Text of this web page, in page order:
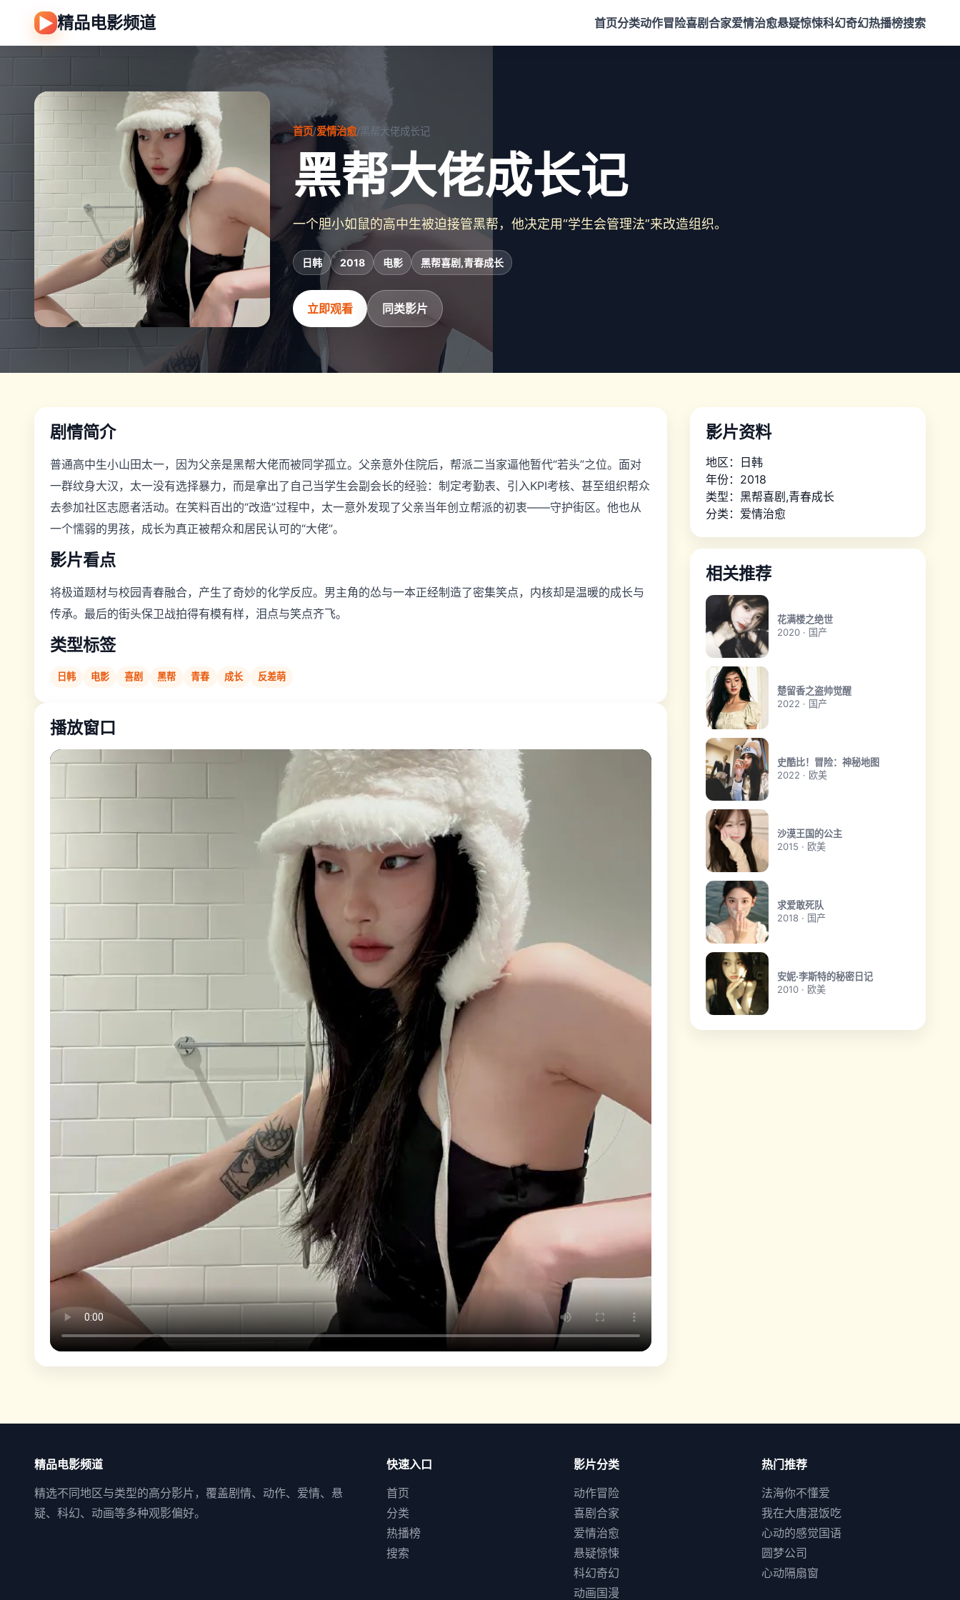
▶ 精品电影频道 首页分类动作冒险喜剧合家爱情治愈悬疑惊悚科幻奇幻热播榜搜索
首页/爱情治愈/黑帮大佬成长记
黑帮大佬成长记
一个胆小如鼠的高中生被迫接管黑帮，他决定用“学生会管理法”来改造组织。
日韩 2018 电影 黑帮喜剧,青春成长
立即观看 同类影片
剧情简介
普通高中生小山田太一，因为父亲是黑帮大佬而被同学孤立。父亲意外住院后，帮派二当家逼他暂代“若头”之位。面对
一群纹身大汉，太一没有选择暴力，而是拿出了自己当学生会副会长的经验：制定考勤表、引入KPI考核、甚至组织帮众
去参加社区志愿者活动。在笑料百出的“改造”过程中，太一意外发现了父亲当年创立帮派的初衷——守护街区。他也从
一个懦弱的男孩，成长为真正被帮众和居民认可的“大佬”。
影片看点
将极道题材与校园青春融合，产生了奇妙的化学反应。男主角的怂与一本正经制造了密集笑点，内核却是温暖的成长与
传承。最后的街头保卫战拍得有模有样，泪点与笑点齐飞。
类型标签
日韩 电影 喜剧 黑帮 青春 成长 反差萌
播放窗口
影片资料
地区：日韩
年份：2018
类型：黑帮喜剧,青春成长
分类： 爱情治愈
相关推荐
花满楼之绝世
2020 · 国产
楚留香之盗帅觉醒
2022 · 国产
史酷比！冒险：神秘地图
2022 · 欧美
沙漠王国的公主
2015 · 欧美
求爱敢死队
2018 · 国产
安妮·李斯特的秘密日记
2010 · 欧美
精品电影频道
精选不同地区与类型的高分影片，覆盖剧情、动作、爱情、悬
疑、科幻、动画等多种观影偏好。
快速入口
首页
分类
热播榜
搜索
影片分类
动作冒险
喜剧合家
爱情治愈
悬疑惊悚
科幻奇幻
动画国漫
热门推荐
法海你不懂爱
我在大唐混饭吃
心动的感觉国语
圆梦公司
心动隔扇窗